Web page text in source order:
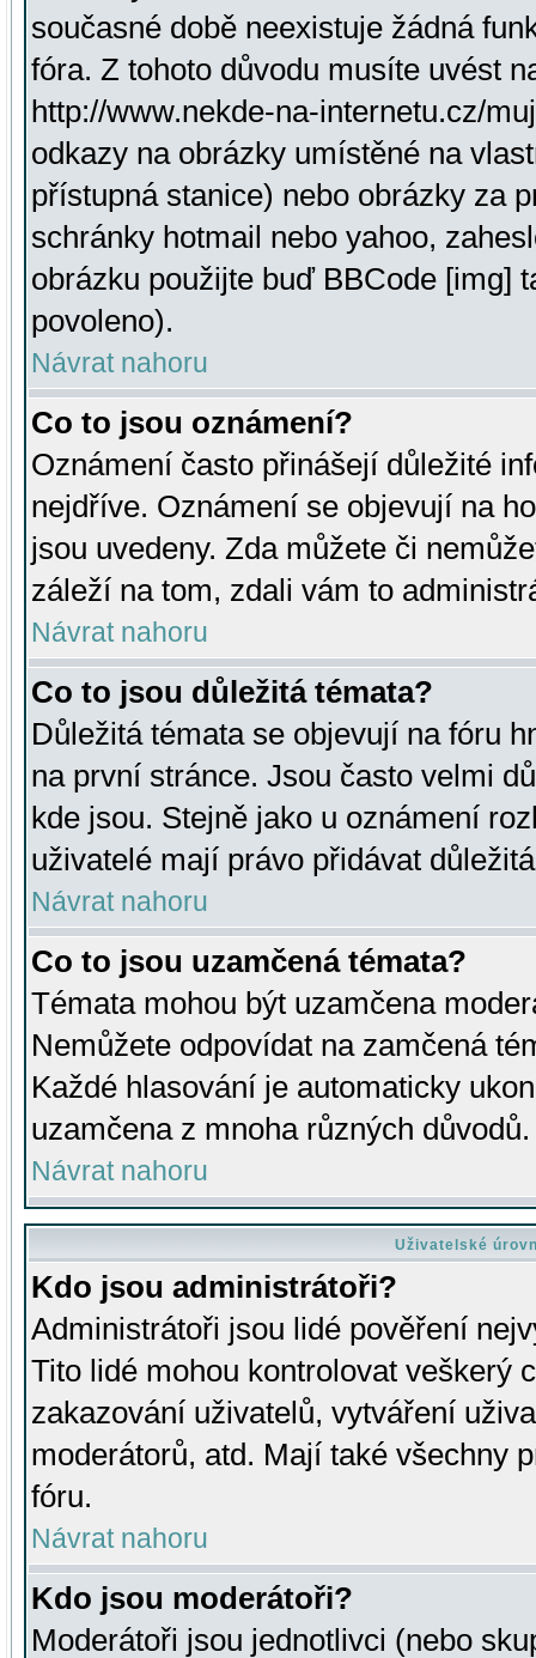
současné době neexistuje žádná
fóra. Z tohoto důvodu musíte uvést
http://www.nekde-na-internetu.cz/
odkazy na obrázky umístěné na
přístupná stanice) nebo obrázky za
schránky hotmail nebo yahoo,
obrázku použijte buď BBCode [img]
povoleno).
Návrat nahoru
Co to jsou oznámení?
Oznámení často přinášejí důležité
nejdříve. Oznámení se objevují na
jsou uvedeny. Zda můžete či
záleží na tom, zdali vám to
Návrat nahoru
Co to jsou důležitá témata?
Důležitá témata se objevují na fóru
na první stránce. Jsou často velmi
kde jsou. Stejně jako u oznámení
uživatelé mají právo přidávat
Návrat nahoru
Co to jsou uzamčená témata?
Témata mohou být uzamčena
Nemůžete odpovídat na zamčená
Každé hlasování je automaticky
uzamčena z mnoha různých důvodů.
Návrat nahoru
Uživatelské
Kdo jsou administrátoři?
Administrátoři jsou lidé pověření
Tito lidé mohou kontrolovat veškerý
zakazování uživatelů, vytváření
moderátorů, atd. Mají také všechny
fóru.
Návrat nahoru
Kdo jsou moderátoři?
Moderátoři jsou jednotlivci (nebo